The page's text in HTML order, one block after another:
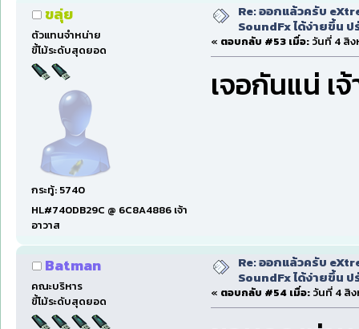
ขลุ่ย
ตัวแทนจำหน่าย
ขี้โม้ระดับสุดยอด
กระทู้: 5740
HL#740DB29C @ 6C8A4886 เจ้า
อาวาส
Re: ออกแล้วครับ
SoundFx ได้ง่ายขึ้น
« ตอบกลับ #53 เมื่อ: วันที่ 4 สิง
เจอกันแน่ เ
Batman
คณะบริหาร
ขี้โม้ระดับสุดยอด
Re: ออกแล้วครับ
SoundFx ได้ง่ายขึ้น
« ตอบกลับ #54 เมื่อ: วันที่ 4 สิ